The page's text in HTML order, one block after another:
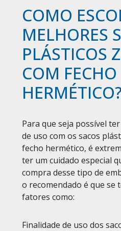
COMO
MELHORES
PLÁSTICOS
COM FECHO
Para que seja possível
de uso com os sacos
fecho hermético, é
ter um cuidado especial
compra desse tipo de
o recomendado é que se
fatores como:
Finalidade de uso dos